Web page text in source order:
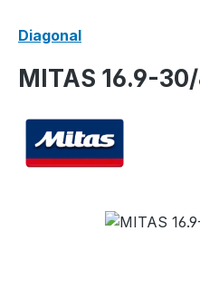
Diagonal
MITAS 16.9-
Bildergalerie überspringen